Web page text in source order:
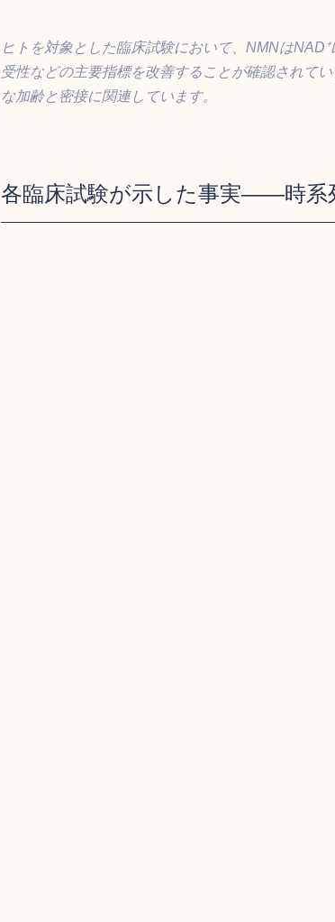
ヒトを対象とした臨床試験において、NMNは
受性などの主要指標を改善することが確認されて
な加齢と密接に関連しています。
各臨床試験が示した事実——時系